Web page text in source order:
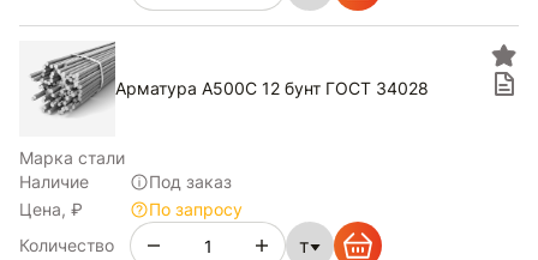
Арматура А500С 12 бунт ГОСТ 34028
Марка стали
Наличие
Под заказ
Цена, ₽
По запросу
Количество
т